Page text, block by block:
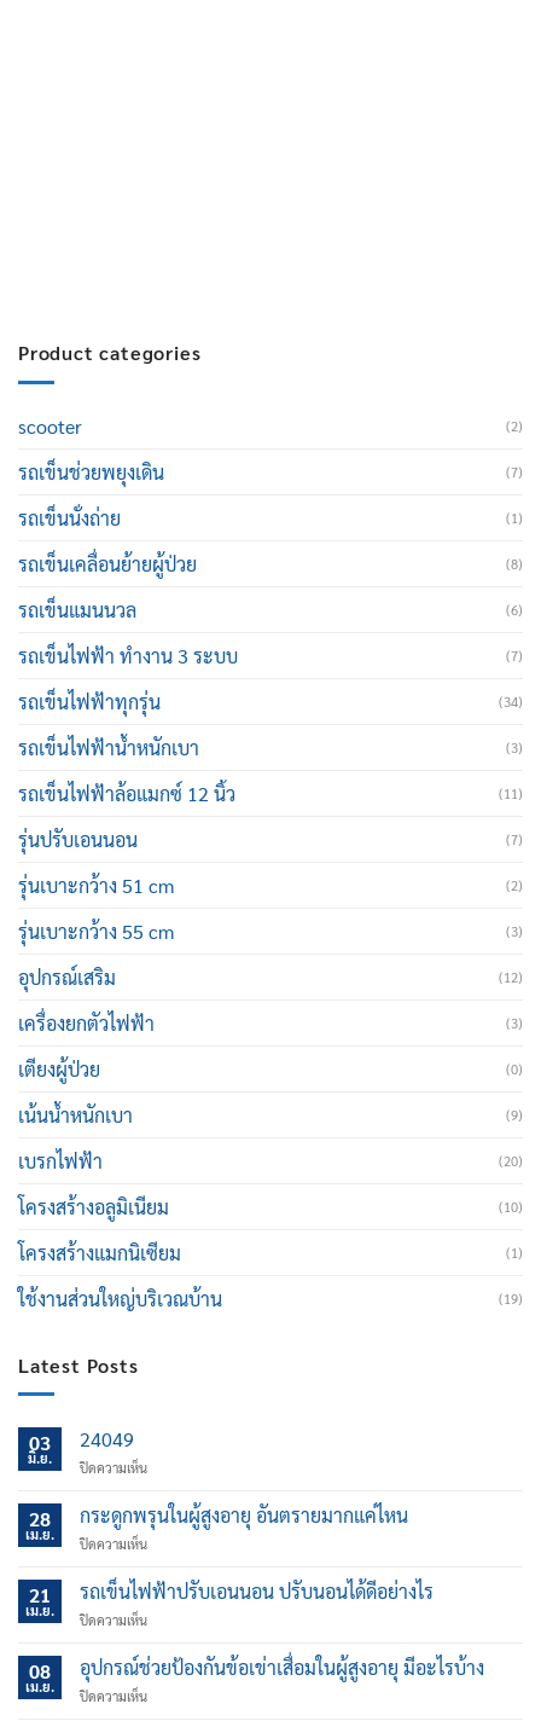
Product categories
scooter (2)
รถเข็นช่วยพยุงเดิน (7)
รถเข็นนั่งถ่าย (1)
รถเข็นเคลื่อนย้ายผู้ป่วย (8)
รถเข็นแมนนวล (6)
รถเข็นไฟฟ้า ทำงาน 3 ระบบ (7)
รถเข็นไฟฟ้าทุกรุ่น (34)
รถเข็นไฟฟ้าน้ำหนักเบา (3)
รถเข็นไฟฟ้าล้อแมกซ์ 12 นิ้ว (11)
รุ่นปรับเอนนอน (7)
รุ่นเบาะกว้าง 51 cm (2)
รุ่นเบาะกว้าง 55 cm (3)
อุปกรณ์เสริม (12)
เครื่องยกตัวไฟฟ้า (3)
เตียงผู้ป่วย (0)
เน้นน้ำหนักเบา (9)
เบรกไฟฟ้า (20)
โครงสร้างอลูมิเนียม (10)
โครงสร้างแมกนิเซียม (1)
ใช้งานส่วนใหญ่บริเวณบ้าน (19)
Latest Posts
03
มิ.ย.
24049
ปิดความเห็นบน
28
เม.ย.
กระดูกพรุนในผู้สูงอายุ อันตรายมากแค่ไหน
ปิดความเห็นบน
พรุน
ใน
ผู้
อายุ
มาก
21
เม.ย.
รถเข็นไฟฟ้าปรับเอนนอน ปรับนอนได้ดีอย่างไร
ปิดความเห็นบน
เข็น
ไฟฟ้า
ปรับ
08
เม.ย.
อุปกรณ์ช่วยป้องกันข้อเข่าเสื่อมในผู้สูงอายุ มีอะไรบ้าง
ปิดความเห็นบน